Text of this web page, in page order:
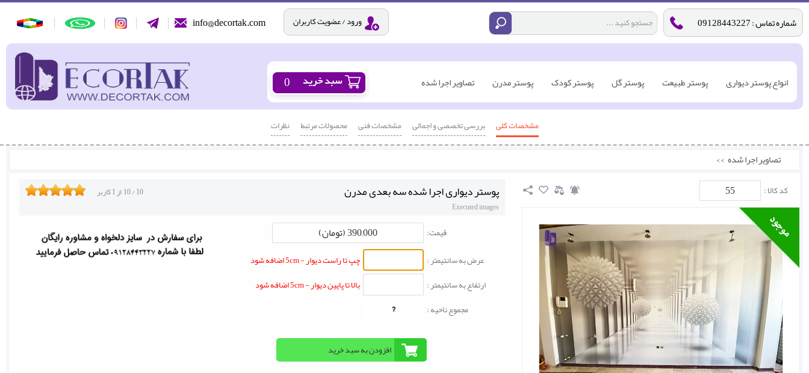
شماره تماس : 09128443227 info@decortak.com ورود / عضویت کاربران
انواع پوستر دیواری پوستر طبیعت پوستر گل پوستر کودک پوستر مدرن تصاویر اجرا شده 0
مشخصات کلی بررسی تخصصی و اجمالی مشخصات فنی محصولات مرتبط نظرات
تصاویر اجرا شده >>
کد کالا : 55 پوستر دیواری اجرا شده سه بعدی مدرن 10/10 از1کاربر
Executed images
قیمت: 390,000 (تومان)
عرض به سانتیمتر :
چپ تا راست دیوار - 5cm اضافه شود
ارتفاع به سانتیمتر :
بالا تا پایین دیوار - 5cm اضافه شود
مجموع ناحیه :
?